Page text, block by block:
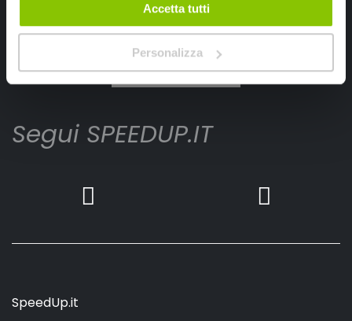
Accetta tutti
Personalizza
Ho letto e accettato il documentoprivacy policy
Iscrivimi
Segui SPEEDUP.IT
SpeedUp.it